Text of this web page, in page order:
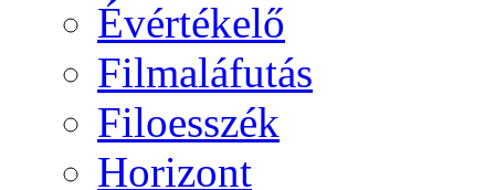
Évértékelő
Filmaláfutás
Filoesszék
Horizont